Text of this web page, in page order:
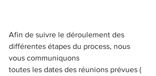
Afin de suivre le déroulement des
différentes étapes du process, nous
vous communiquons
toutes les dates des réunions prévues (